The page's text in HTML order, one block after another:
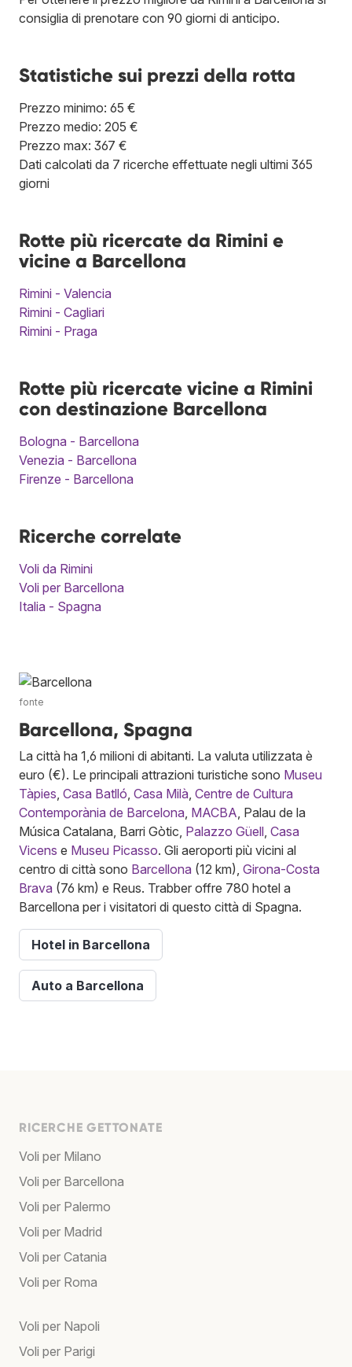
consiglia di prenotare con 90 giorni di anticipo.
Statistiche sui prezzi della rotta
Prezzo minimo: 65 €
Prezzo medio: 205 €
Prezzo max: 367 €
Dati calcolati da 7 ricerche effettuate negli ultimi 365
giorni
Rotte più ricercate da Rimini e
vicine a Barcellona
Rimini - Valencia
Rimini - Cagliari
Rimini - Praga
Rotte più ricercate vicine a Rimini
con destinazione Barcellona
Bologna - Barcellona
Venezia - Barcellona
Firenze - Barcellona
Ricerche correlate
Voli da Rimini
Voli per Barcellona
Italia - Spagna
fonte
Barcellona, Spagna
La città ha 1,6 milioni di abitanti. La valuta utilizzata è
euro (€). Le principali attrazioni turistiche sono Museu
Tàpies Casa Batlló Casa Milà Centre de Cultura
Contemporània de Barcelona MACBA , Palau de la
Música Catalana, Barri Gòtic, Palazzo Güell Casa
Vicens e Museu Picasso. Gli aeroporti più vicini al
centro di città sono Barcellona (12 km), Girona-Costa
Brava (76 km) e Reus. Trabber offre 780 hotel a
Barcellona per i visitatori di questo città di Spagna.
Hotel in Barcellona
Auto a Barcellona
RICERCHE GETTONATE
Voli per Milano
Voli per Barcellona
Voli per Palermo
Voli per Madrid
Voli per Catania
Voli per Roma
Voli per Napoli
Voli per Parigi